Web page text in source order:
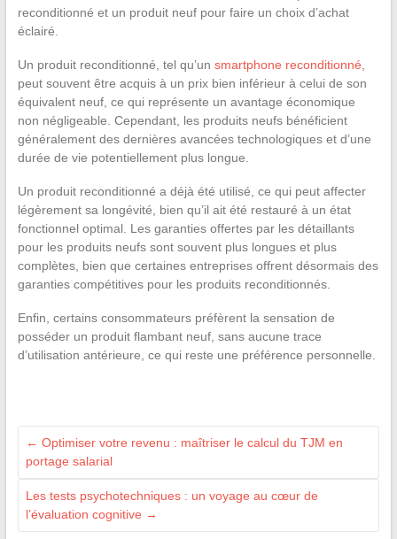
reconditionné et un produit neuf pour faire un choix d’achat
éclairé.
Un produit reconditionné, tel qu’un smartphone reconditionné
peut souvent être acquis à un prix bien inférieur à celui de son
équivalent neuf, ce qui représente un avantage économique
non négligeable. Cependant, les produits neufs bénéficient
généralement des dernières avancées technologiques et d’une
durée de vie potentiellement plus longue.
Un produit reconditionné a déjà été utilisé, ce qui peut affecter
légèrement sa longévité, bien qu’il ait été restauré à un état
fonctionnel optimal. Les garanties offertes par les détaillants
pour les produits neufs sont souvent plus longues et plus
complètes, bien que certaines entreprises offrent désormais des
garanties compétitives pour les produits reconditionnés.
Enfin, certains consommateurs préfèrent la sensation de
posséder un produit flambant neuf, sans aucune trace
d’utilisation antérieure, ce qui reste une préférence personnelle.
← Optimiser votre revenu : maîtriser le calcul du TJM en
portage salarial
Les tests psychotechniques : un voyage au cœur de
l’évaluation cognitive →